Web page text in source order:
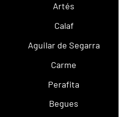
Artés
Calaf
Aguilar de Segarra
Carme
Perafita
Begues